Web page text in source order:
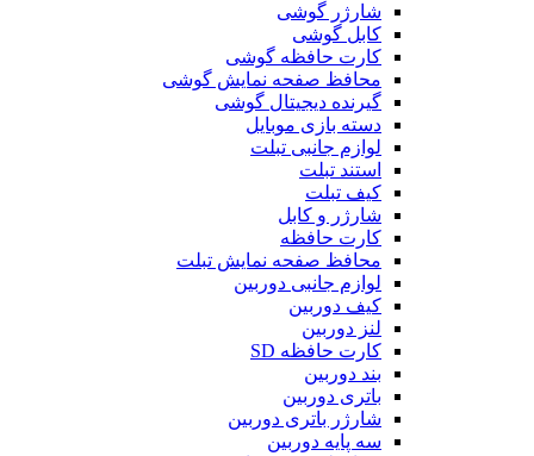
شارژر گوشی
کابل گوشی
کارت حافظه گوشی
محافظ صفحه نمایش گوشی
گیرنده دیجیتال گوشی
دسته بازی موبایل
لوازم جانبی تبلت
استند تبلت
کیف تبلت
شارژر و کابل
کارت حافظه
محافظ صفحه نمایش تبلت
لوازم جانبی دوربین
کیف دوربین
لنز دوربین
کارت حافظه SD
بند دوربین
باتری دوربین
شارژر باتری دوربین
سه پایه دوربین